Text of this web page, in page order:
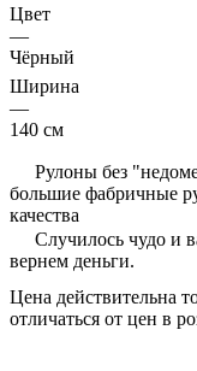
Цвет
—
Чёрный
Ширина
—
140 см
Рулоны без
большие фабричные
качества
Случилось чудо и
вернем деньги.
Цена действительна
отличаться от цен в